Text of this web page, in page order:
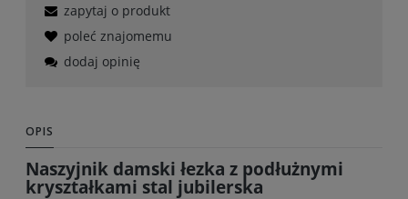
zapytaj o produkt
poleć znajomemu
dodaj opinię
OPIS
Naszyjnik damski łezka z podłużnymi
kryształkami stal jubilerska